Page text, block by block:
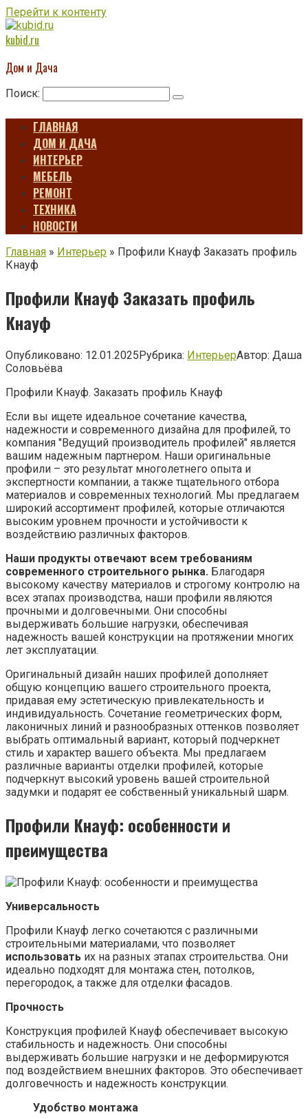
Перейти к контенту
kubid.ru
Дом и Дача
Поиск:
ГЛАВНАЯ
ДОМ И ДАЧА
ИНТЕРЬЕР
МЕБЕЛЬ
РЕМОНТ
ТЕХНИКА
НОВОСТИ
Главная » Интерьер » Профили Кнауф Заказать профиль
Кнауф
Профили Кнауф Заказать профиль
Кнауф
Опубликовано: 12.01.2025Рубрика: ИнтерьерАвтор: Даша
Соловьёва
Профили Кнауф. Заказать профиль Кнауф
Если вы ищете идеальное сочетание качества,
надежности и современного дизайна для профилей, то
компания "Ведущий производитель профилей" является
вашим надежным партнером. Наши оригинальные
профили – это результат многолетнего опыта и
экспертности компании, а также тщательного отбора
материалов и современных технологий. Мы предлагаем
широкий ассортимент профилей, которые отличаются
высоким уровнем прочности и устойчивости к
воздействию различных факторов.
Наши продукты отвечают всем требованиям
современного строительного рынка. Благодаря
высокому качеству материалов и строгому контролю на
всех этапах производства, наши профили являются
прочными и долговечными. Они способны
выдерживать большие нагрузки, обеспечивая
надежность вашей конструкции на протяжении многих
лет эксплуатации.
Оригинальный дизайн наших профилей дополняет
общую концепцию вашего строительного проекта,
придавая ему эстетическую привлекательность и
индивидуальность. Сочетание геометрических форм,
лаконичных линий и разнообразных оттенков позволяет
выбрать оптимальный вариант, который подчеркнет
стиль и характер вашего объекта. Мы предлагаем
различные варианты отделки профилей, которые
подчеркнут высокий уровень вашей строительной
задумки и подарят ее собственный уникальный шарм.
Профили Кнауф: особенности и
преимущества
Универсальность
Профили Кнауф легко сочетаются с различными
строительными материалами, что позволяет
использовать их на разных этапах строительства. Они
идеально подходят для монтажа стен, потолков,
перегородок, а также для отделки фасадов.
Прочность
Конструкция профилей Кнауф обеспечивает высокую
стабильность и надежность. Они способны
выдерживать большие нагрузки и не деформируются
под воздействием внешних факторов. Это обеспечивает
долговечность и надежность конструкции.
Удобство монтажа